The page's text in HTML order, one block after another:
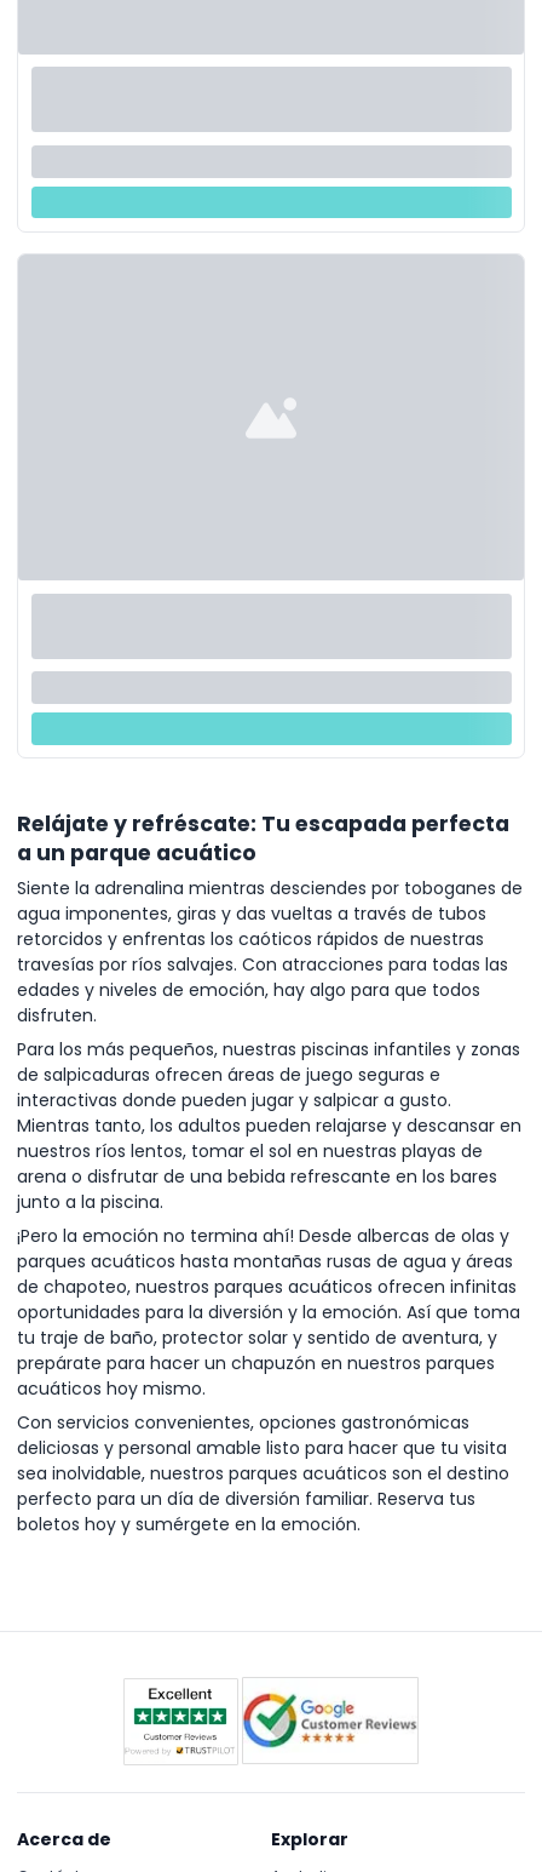
Relájate y refréscate: Tu escapada perfecta
a un parque acuático
Siente la adrenalina mientras desciendes por toboganes de
agua imponentes, giras y das vueltas a través de tubos
retorcidos y enfrentas los caóticos rápidos de nuestras
travesías por ríos salvajes. Con atracciones para todas las
edades y niveles de emoción, hay algo para que todos
disfruten.
Para los más pequeños, nuestras piscinas infantiles y zonas
de salpicaduras ofrecen áreas de juego seguras e
interactivas donde pueden jugar y salpicar a gusto.
Mientras tanto, los adultos pueden relajarse y descansar en
nuestros ríos lentos, tomar el sol en nuestras playas de
arena o disfrutar de una bebida refrescante en los bares
junto a la piscina.
¡Pero la emoción no termina ahí! Desde albercas de olas y
parques acuáticos hasta montañas rusas de agua y áreas
de chapoteo, nuestros parques acuáticos ofrecen infinitas
oportunidades para la diversión y la emoción. Así que toma
tu traje de baño, protector solar y sentido de aventura, y
prepárate para hacer un chapuzón en nuestros parques
acuáticos hoy mismo.
Con servicios convenientes, opciones gastronómicas
deliciosas y personal amable listo para hacer que tu visita
sea inolvidable, nuestros parques acuáticos son el destino
perfecto para un día de diversión familiar. Reserva tus
boletos hoy y sumérgete en la emoción.
Acerca de Explorar